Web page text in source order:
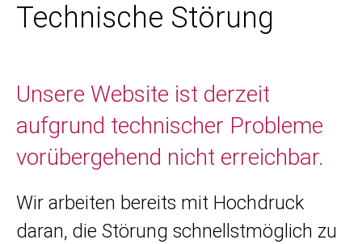
Technische Störung
Unsere Website ist derzeit
aufgrund technischer Probleme
vorübergehend nicht erreichbar.
Wir arbeiten bereits mit Hochdruck
daran, die Störung schnellstmöglich zu